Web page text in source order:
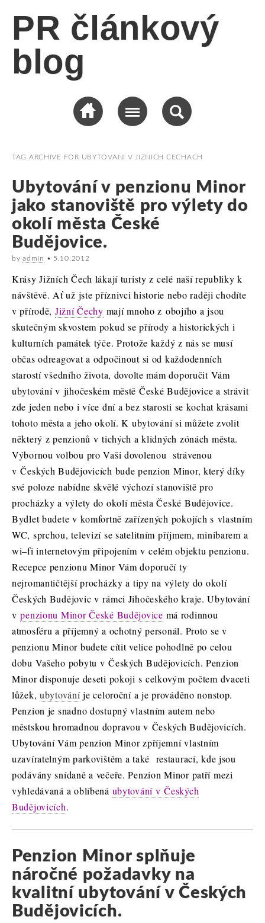
PR článkový
blog
TAG ARCHIVE FOR UBYTOVANI V JIZNICH CECHACH
Ubytování v penzionu Minor
jako stanoviště pro výlety do
okolí města České
Budějovice.
byadmin • 5.10.2012
Krásy Jižních Čech lákají turisty z celé naší republiky k
návštěvě. Ať už jste příznivci historie nebo raději chodíte
v přírodě, Jižní Čechy mají mnoho z obojího a jsou
skutečným skvostem pokud se přírody a historických i
kulturních památek týče. Protože každý z nás se musí
občas odreagovat a odpočinout si od každodenních
starostí všedního života, dovolte mám doporučit Vám
ubytování v jihočeském městě České Budějovice a strávit
zde jeden nebo i více dní a bez starosti se kochat krásami
tohoto města a jeho okolí. K ubytování si můžete zvolit
některý z penzionů v tichých a klidných zónách města.
Výbornou volbou pro Vaši dovolenou strávenou
v Českých Budějovicích bude penzion Minor, který díky
své poloze nabídne skvělé výchozí stanoviště pro
procházky a výlety do okolí města České Budějovice.
Bydlet budete v komfortně zařízených pokojích s vlastním
WC, sprchou, televizí se satelitním příjmem,minibarem a
wi–fi internetovým připojením v celém objektu penzionu.
Recepce penzionu Minor Vám doporučí ty
nejromantičtější procházky a tipy na výlety do okolí
Českých Budějovic v rámci Jihočeského kraje. Ubytování
vpenzionu Minor České Budějovice má rodinnou
atmosféru a příjemný a ochotný personál. Proto se v
penzionu Minor budete cítit velice pohodlně po celou
dobu Vašeho pobytu v Českých Budějovicích. Penzion
Minor disponuje deseti pokoji s celkovým počtem dvaceti
lůžek,ubytováníje celoroční a je prováděno nonstop.
Penzion je snadno dostupný vlastním autem nebo
městskou hromadnou dopravou v Českých Budějovicích.
Ubytování Vám penzion Minor zpříjemní vlastním
uzavíratelným parkovištěm a také restaurací, kde jsou
podávány snídaně a večeře. Penzion Minor patří mezi
vyhledávaná a oblíbená ubytování v Českých
Budějovicích.
Penzion Minor splňuje
náročné požadavky na
kvalitní ubytování v Českých
Budějovicích.